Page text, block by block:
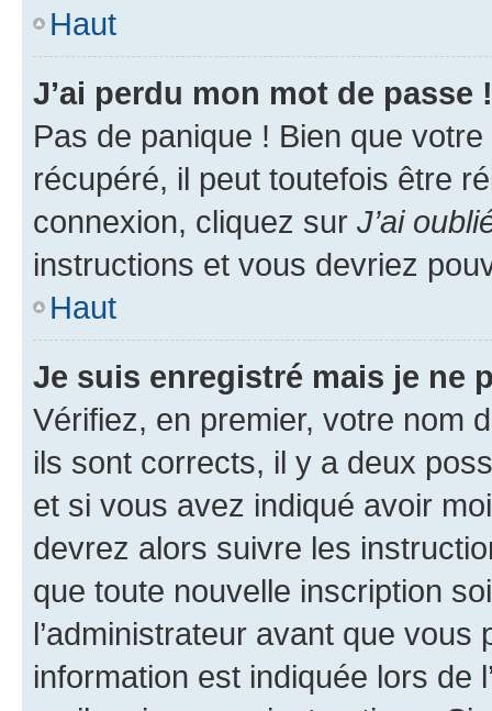
Haut
J’ai perdu mon mot de passe !
Pas de panique ! Bien que
récupéré, il peut toutefois être
connexion, cliquez sur J’ai
instructions et vous devriez
Haut
Je suis enregistré mais je ne
Vérifiez, en premier, votre nom
ils sont corrects, il y a deux
et si vous avez indiqué avoir
devrez alors suivre les
que toute nouvelle inscription
l’administrateur avant que
information est indiquée lors de